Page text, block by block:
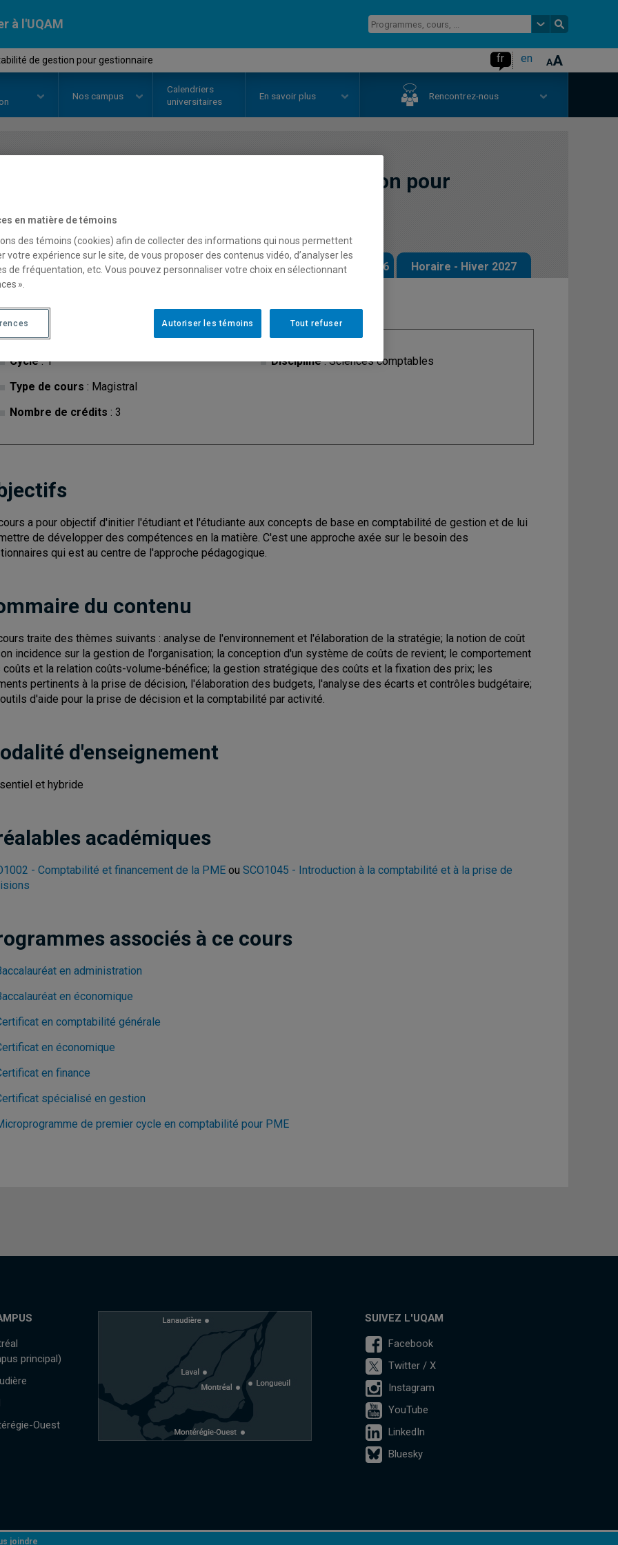
à l'UQAM
de gestion pour gestionnaire fr en
Nos campus
Calendriers
universitaires
En savoir plus Rencontrez-nous
Comptabilité de gestion pour
gestionnaire
Description Horaire - Été 2026 Horaire - Automne 2026 Horaire - Hiver 2027
Cycle: 1
Type de cours : Magistral
Nombre de crédits : 3
Discipline: Sciences comptables
a pour objectif d'initier l'étudiant et l'étudiante aux concepts de base en comptabilité de gestion et de lui
de développer des compétences en la matière. C'est une approche axée sur le besoin des
qui est au centre de l'approche pédagogique.
du contenu
traite des thèmes suivants : analyse de l'environnement et l'élaboration de la stratégie; la notion de coût
incidence sur la gestion de l'organisation; la conception d'un système de coûts de revient; le comportement
coûts et la relation coûts-volume-bénéfice; la gestion stratégique des coûts et la fixation des prix; les
pertinents à la prise de décision, l'élaboration des budgets, l'analyse des écarts et contrôles budgétaire;
d'aide pour la prise de décision et la comptabilité par activité.
d'enseignement
et hybride
académiques
- Comptabilité et financement de la PME ou SCO1045 - Introduction à la comptabilité et à la prise de
associés à ce cours
en administration
en économique
en comptabilité générale
en économique
en finance
spécialisé en gestion
de premier cycle en comptabilité pour PME
principal)
Ouest
SUIVEZ L'UQAM
Facebook
Twitter / X
Instagram
YouTube
LinkedIn
Bluesky
joindre
en matière de témoins
des témoins (cookies) afin de collecter des informations qui nous permettent
votre expérience sur le site, de vous proposer des contenus vidéo, d’analyser les
de fréquentation, etc. Vous pouvez personnaliser votre choix en sélectionnant
».
Tout refuser
Autoriser les témoins